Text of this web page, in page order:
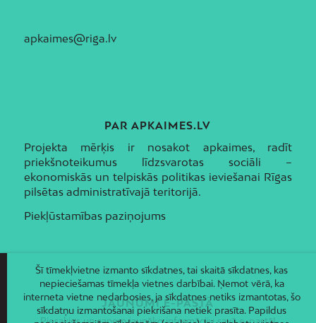
apkaimes@riga.lv
PAR APKAIMES.LV
Projekta mērķis ir nosakot apkaimes, radīt
priekšnoteikumus līdzsvarotas sociāli –
ekonomiskās un telpiskās politikas ieviešanai Rīgas
pilsētas administratīvajā teritorijā.
Piekļūstamības paziņojums
JAUNUMI E-PASTĀ
Piesakies un saņem jaunāko informāciju savā e-pastā!
Šī tīmekļvietne izmanto sīkdatnes, tai skaitā sīkdatnes, kas
nepieciešamas tīmekļa vietnes darbībai. Ņemot vērā, ka
interneta vietne nedarbosies, ja sīkdatnes netiks izmantotas, šo
sīkdatņu izmantošanai piekrišana netiek prasīta. Papildus